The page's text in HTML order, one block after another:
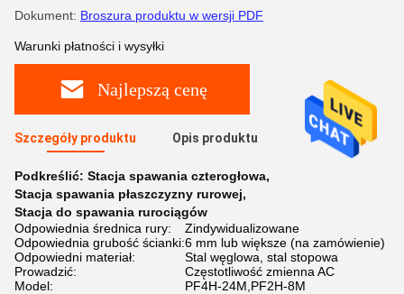
Dokument: Broszura produktu w wersji PDF
Warunki płatności i wysyłki
Najlepszą cenę
Szczegóły produktu Opis produktu
Podkreślić: Stacja spawania czterogłowa,
Stacja spawania płaszczyzny rurowej,
Stacja do spawania rurociągów
Odpowiednia średnica rury:
Zindywidualizowane
Odpowiednia grubość ścianki:6 mm lub większe (na zamówienie)
Odpowiedni materiał:
Stal węglowa, stal stopowa
Prowadzić:
Częstotliwość zmienna AC
Model:
PF4H-24M,PF2H-8M